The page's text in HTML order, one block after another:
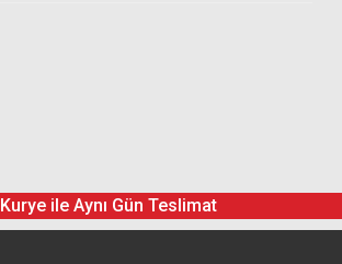
Kurye ile Aynı Gün Teslimat